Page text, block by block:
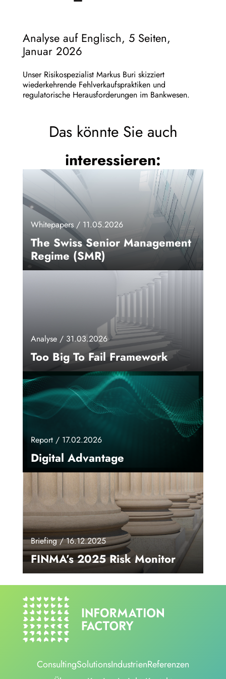
Analyse auf Englisch, 5 Seiten,
Januar 2026
Unser Risikospezialist Markus Buri skizziert
wiederkehrende Fehlverkaufspraktiken und
regulatorische Herausforderungen im Bankwesen.
Das könnte Sie auch
interessieren:
Whitepapers / 11.05.2026
The Swiss Senior Management
Regime (SMR)
Analyse / 31.03.2026
Too Big To Fail Framework
Report / 17.02.2026
Digital Advantage
Briefing / 16.12.2025
FINMA’s 2025 Risk Monitor
ConsultingSolutionsIndustrienReferenzen